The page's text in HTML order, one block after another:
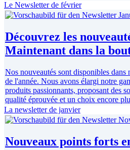
Le Newsletter de février
Découvrez les
Maintenant dans la
Nos nouveautés sont disponibles dans
de l'année. Nous avons élargi notre
produits passionnants, proposant des
qualité éprouvée et un choix encore
La newsletter de janvier
Nouveaux points forts